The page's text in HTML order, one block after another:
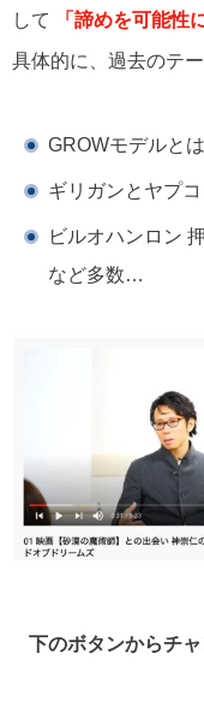
して
「諦めを可能性
具体的に、過去のテ
GROWモデルと
ギリガンとヤプ
ビルオハンロン
など多数…
下のボタンからチ